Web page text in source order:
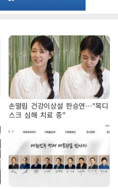
손떨림 건강이상설 한승연…"목디
스크 심해 치료 중"